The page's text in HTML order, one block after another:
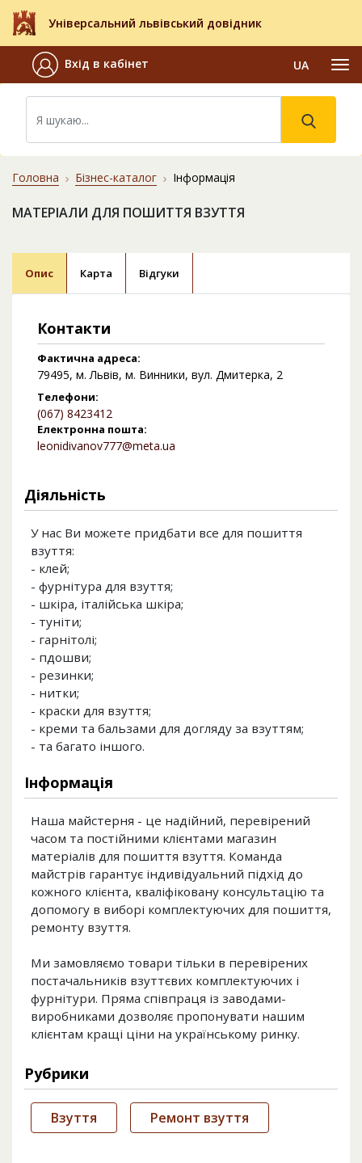
Універсальний львівський довідник
Вхід в кабінет UA
Головна Бізнес-каталог Інформація
МАТЕРІАЛИ ДЛЯ ПОШИТТЯ ВЗУТТЯ
Опис Карта Відгуки
Контакти
Фактична адреса:
79495, м. Львів, м. Винники, вул. Дмитерка, 2
Телефони:
(067) 8423412
Електронна пошта:
leonidivanov777@meta.ua
Діяльність
У нас Ви можете придбати все для пошиття
взуття:
- клей;
- фурнітура для взуття;
- шкіра, італійська шкіра;
- туніти;
- гарнітолі;
- пдошви;
- резинки;
- нитки;
- краски для взуття;
- креми та бальзами для догляду за взуттям;
- та багато іншого.
Інформація
Наша майстерня - це надійний, перевірений
часом та постійними клієнтами магазин
матеріалів для пошиття взуття. Команда
майстрів гарантує індивідуальний підхід до
кожного клієнта, кваліфіковану консультацію та
допомогу в виборі комплектуючих для пошиття,
ремонту взуття.
Ми замовляємо товари тільки в перевірених
постачальників взуттєвих комплектуючих і
фурнітури. Пряма співпраця із заводами-
виробниками дозволяє пропонувати нашим
клієнтам кращі ціни на українському ринку.
Рубрики
Взуття Ремонт взуття